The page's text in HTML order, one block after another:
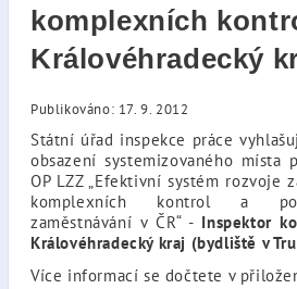
komplexních
Královéhradecký
Publikováno: 17. 9. 2012
Státní úřad inspekce práce
obsazení systemizovaného místa
OP LZZ „Efektivní systém rozvoje
komplexních kontrol a
zaměstnávání v ČR“ - Inspektor
Královéhradecký kraj (bydliště v
Více informací se dočtete v